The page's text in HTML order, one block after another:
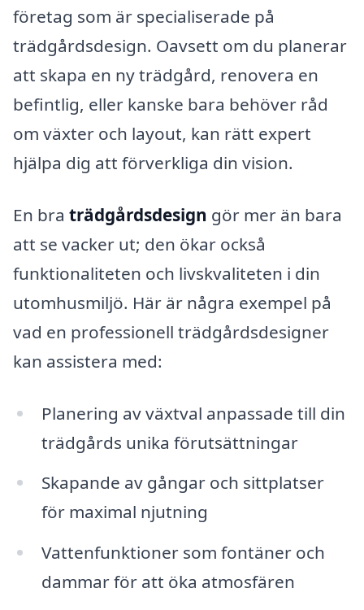
företag som är specialiserade på
trädgårdsdesign. Oavsett om du planerar
att skapa en ny trädgård, renovera en
befintlig, eller kanske bara behöver råd
om växter och layout, kan rätt expert
hjälpa dig att förverkliga din vision.
En bra trädgårdsdesign gör mer än bara
att se vacker ut; den ökar också
funktionaliteten och livskvaliteten i din
utomhusmiljö. Här är några exempel på
vad en professionell trädgårdsdesigner
kan assistera med:
Planering av växtval anpassade till din
trädgårds unika förutsättningar
Skapande av gångar och sittplatser
för maximal njutning
Vattenfunktioner som fontäner och
dammar för att öka atmosfären